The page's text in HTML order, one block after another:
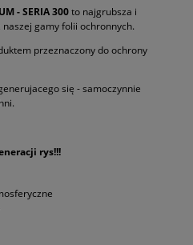
- SERIA 300to najgrubsza i
gamy folii ochronnych.
przeznaczony do ochrony
się - samoczynnie
rys!!!